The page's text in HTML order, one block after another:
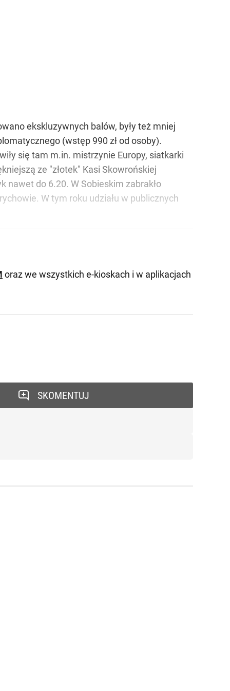
ekskluzywnych balów, były też mniej
(wstęp 990 zł od osoby).
się tam m.in. mistrzynie Europy, siatkarki
ze "złotek" Kasi Skowrońskiej
nawet do 6.20. W Sobieskim zabrakło
W tym roku udziału w publicznych
oraz we wszystkich e-kioskach i w aplikacjach
SKOMENTUJ